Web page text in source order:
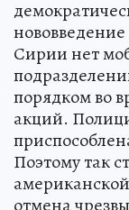
нововведение
Сирии нет
порядком во
акций.
Поэтому так
отмена